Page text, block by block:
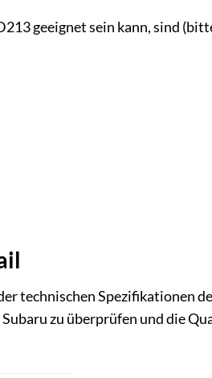
geeignet sein kann, sind
technischen Spezifikationen
zu überprüfen und die